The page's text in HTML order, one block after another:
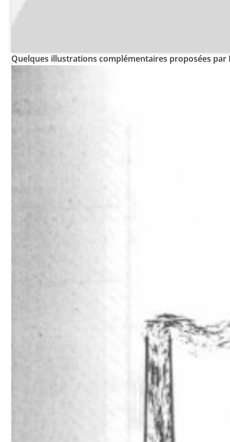
Quelques illustrations complémentaires proposées par